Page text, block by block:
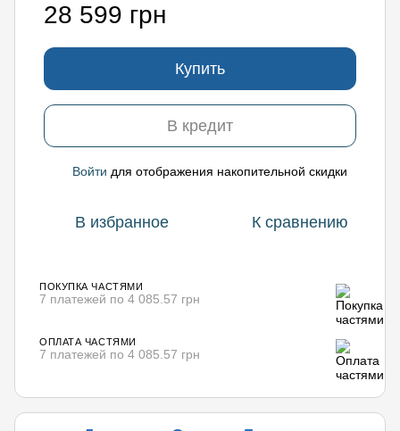
28 599 грн
Купить
В кредит
Войти для отображения накопительной скидки
В избранное К сравнению
ПОКУПКА ЧАСТЯМИ
7 платежей по 4 085.57 грн
ОПЛАТА ЧАСТЯМИ
7 платежей по 4 085.57 грн